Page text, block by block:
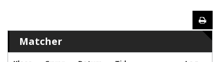
Matcher